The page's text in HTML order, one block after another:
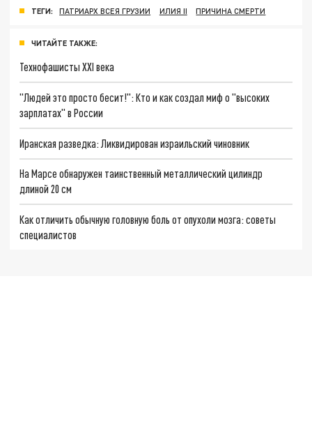
ТЕГИ: ПАТРИАРХ ВСЕЯ ГРУЗИИ ИЛИЯ II ПРИЧИНА СМЕРТИ
ЧИТАЙТЕ ТАКЖЕ:
Технофашисты XXI века
"Людей это просто бесит!": Кто и как создал миф о "высоких
зарплатах" в России
Иранская разведка: Ликвидирован израильский чиновник
На Марсе обнаружен таинственный металлический цилиндр
длиной 20 см
Как отличить обычную головную боль от опухоли мозга: советы
специалистов